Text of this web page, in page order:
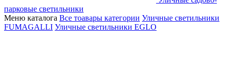
парковые светильники
Меню каталога Все тоавары категории Уличные светильники
FUMAGALLI Уличные светильники EGLO